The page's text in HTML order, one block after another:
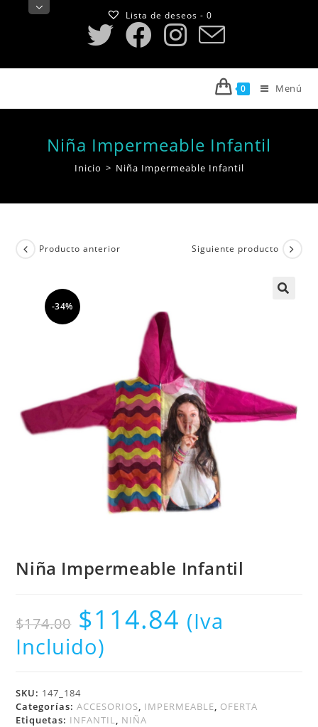
Lista de deseos - 0
0 Menú
Niña Impermeable Infantil
Inicio > Niña Impermeable Infantil
-34%
Producto anterior Siguiente producto
Niña Impermeable Infantil
$174.00 $114.84 (Iva
Incluido)
SKU: 147_184
Categorías:ACCESORIOS, IMPERMEABLE, OFERTA
Etiquetas: INFANTIL, NIÑA